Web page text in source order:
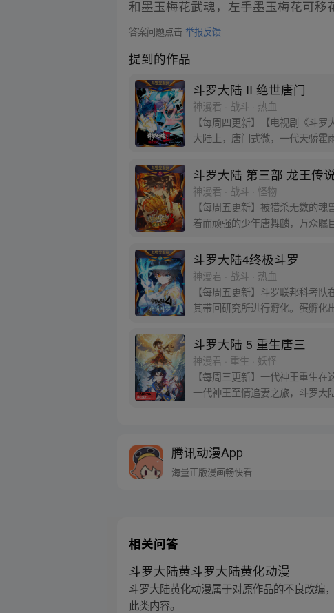
和墨玉梅花武魂，左手墨玉梅花可移
答案问题点击举报反馈
提到的作品
斗罗大陆 II 绝世唐门
神漫君 · 战斗 · 热血
【每周四更新】【电视剧《斗
大陆上，唐门式微，一代天骄霍
斗罗大陆 第三部 龙王传
神漫君 · 战斗 · 怪物
【每周五更新】被猎杀无数的
着而顽强的少年唐舞麟，万众瞩
斗罗大陆4终极斗罗
神漫君 · 战斗 · 热血
【每周五更新】斗罗联邦科考
其带回研究所进行孵化。蛋孵化
斗罗大陆 5 重生唐三
神漫君 · 重生 · 妖怪
【每周三更新】一代神王重生
一代神王至情追妻之旅，斗罗大
腾讯动漫App
海量正版漫画畅快看
相关问答
斗罗大陆黄斗罗大陆黄化动漫
斗罗大陆黄化动漫属于对原作品的不良改编
此类内容。